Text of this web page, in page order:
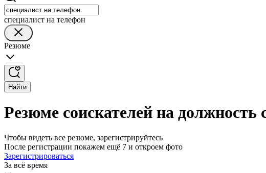
специалист на телефон
Резюме
Найти
Резюме соискателей на должность
Чтобы видеть все резюме, зарегистрируйтесь
После регистрации покажем ещё 7 и откроем фото
Зарегистрироваться
За всё время